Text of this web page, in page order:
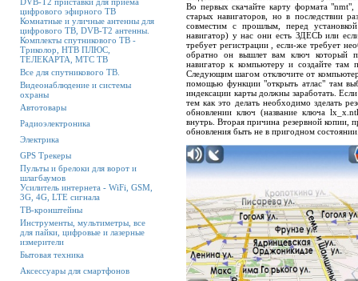
цифрового эфирного ТВ
Комнатные и уличные антенны для
цифрового ТВ, DVB-T2 антенны.
Комплекты спутникового ТВ -
Триколор, НТВ ПЛЮС,
ТЕЛЕКАРТА, МТС ТВ
Все для спутникового ТВ.
Видеонаблюдение и системы
охраны
Автотовары
Радиоэлектроника
Электрика
GPS Трекеры
Пульты и брелоки для ворот и
шлагбаумов
Усилитель интернета - WiFi, GSM,
3G, 4G, LTE сигнала
ТВ-кронштейны
Инструменты, мультиметры, все
для пайки, цифровые и лазерные
измерители
Бытовая техника
Аксессуары для смартфонов
Во первых скачайте карту формата
старых навигаторов, но в последствии
совместим с прошлым, перед
навигатор) у нас они есть ЗДЕСЬ или
требует регистрации , если-же требует
обратно он вышлет вам ключ который
навигатор к компьютеру и создайте
Следующим шагом отключите от
помощью функции "открыть атлас" там
индексации карты должны заработать.
тем как это делать необходимо зделать
обновлении ключ (название ключа
внутрь. Вторая причина резервной копии,
обновления быть не в пригодном